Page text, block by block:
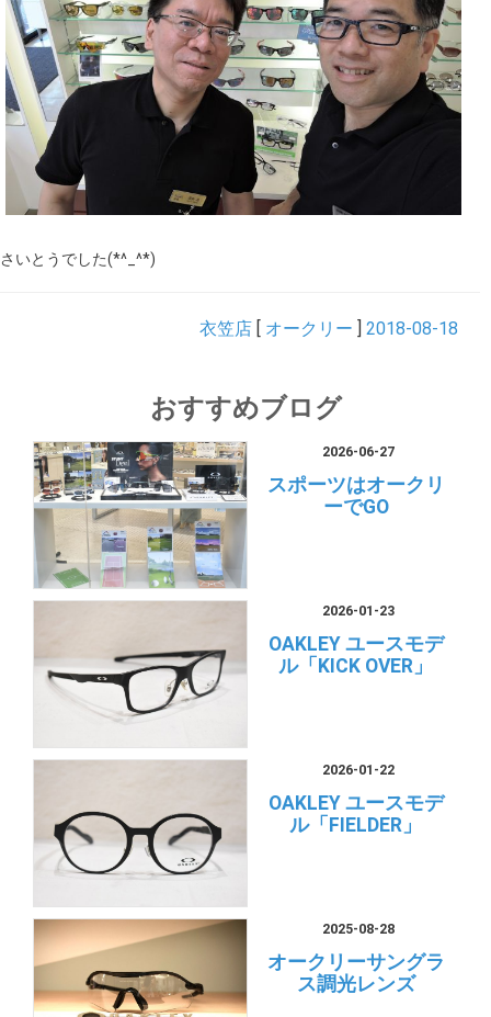
さいとうでした(*^_^*)
衣笠店 オークリー 2018-08-18
おすすめブログ
2026-06-27
スポーツはオークリ
ーでGO
2026-01-23
OAKLEY ユースモデ
ル「KICK OVER」
2026-01-22
OAKLEY ユースモデ
ル「FIELDER」
2025-08-28
オークリーサングラ
ス調光レンズ